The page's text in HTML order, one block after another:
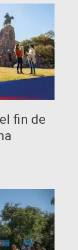
fin de